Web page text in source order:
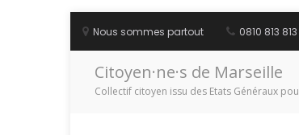
contenu
Nous sommes partout 0810 813 813
Citoyen·ne·s de Marseille
Collectif citoyen issu des Etats Généraux